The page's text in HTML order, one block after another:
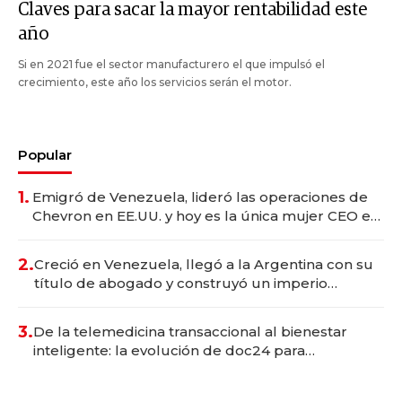
Claves para sacar la mayor rentabilidad este
año
Si en 2021 fue el sector manufacturero el que impulsó el
crecimiento, este año los servicios serán el motor.
Popular
1. Emigró de Venezuela, lideró las operaciones de
Chevron en EE.UU. y hoy es la única mujer CEO en
2.Creció en Venezuela, llegó a la Argentina con su
título de abogado y construyó un imperio
3.De la telemedicina transaccional al bienestar
inteligente: la evolución de doc24 para